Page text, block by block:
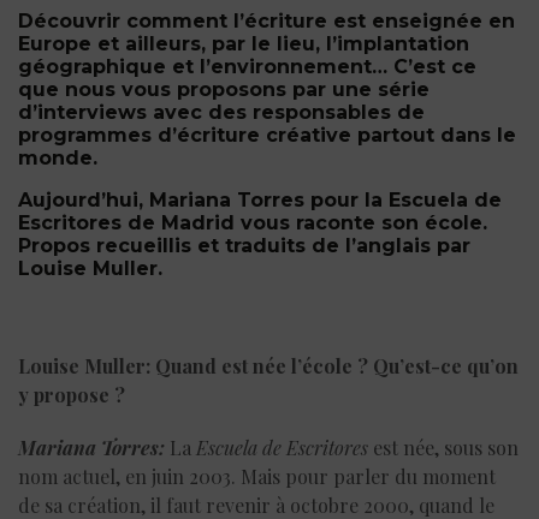
Découvrir comment l’écriture est enseignée en
Europe et ailleurs, par le lieu, l’implantation
géographique et l’environnement… C’est ce
que nous vous proposons par une série
d’interviews avec des responsables de
programmes d’écriture créative partout dans le
monde.
Aujourd’hui, Mariana Torres pour la Escuela de
Escritores de Madrid vous raconte son école.
Propos recueillis et traduits de l’anglais par
Louise Muller.
Louise Muller: Quand est née l’école ? Qu’est-ce qu’on
y propose ?
Mariana Torres: La Escuela de Escritores est née, sous son
nom actuel, en juin 2003. Mais pour parler du moment
de sa création, il faut revenir à octobre 2000, quand le